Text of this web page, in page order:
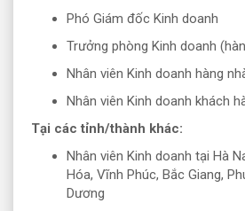
Phó Giám đốc Kinh doanh
Trưởng phòng Kinh doanh
Nhân viên Kinh doanh hàng
Nhân viên Kinh doanh khách
Tại các tỉnh/thành khác:
Nhân viên Kinh doanh tại Hà
Hóa, Vĩnh Phúc, Bắc Giang,
Dương